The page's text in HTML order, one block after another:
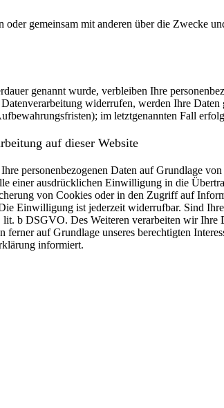
gemeinsam mit anderen über die Zwecke
genannt wurde, verbleiben Ihre
widerrufen, werden Ihre
im letztgenannten Fall
auf dieser Website
personenbezogenen Daten auf Grundlage
einer ausdrücklichen Einwilligung in die
von Cookies oder in den Zugriff auf
Einwilligung ist jederzeit widerrufbar. Sind
b DSGVO. Des Weiteren verarbeiten wir
auf Grundlage unseres berechtigten
informiert.